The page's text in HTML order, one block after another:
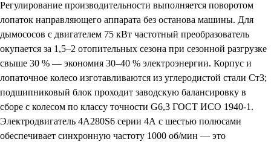
Регулирование производительности выполняется поворотом
лопаток направляющего аппарата без останова машины. Для
дымососов с двигателем 75 кВт частотный преобразователь
окупается за 1,5–2 отопительных сезона при сезонной разгрузке
свыше 30 % — экономия 30–40 % электроэнергии. Корпус и
лопаточное колесо изготавливаются из углеродистой стали Ст3;
подшипниковый блок проходит заводскую балансировку в
сборе с колесом по классу точности G6,3 ГОСТ ИСО 1940-1.
Электродвигатель 4А280S6 серии 4А с шестью полюсами
обеспечивает синхронную частоту 1000 об/мин — это